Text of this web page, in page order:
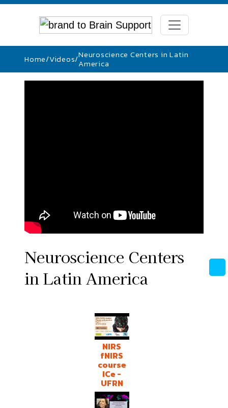
Home/Videos/Neuroscience Centers in Latin
America
Neuroscience Centers
in Latin America
NIRS
fNIRS
course
ICe -
UFRN